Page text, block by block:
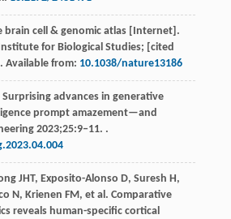
brain cell & genomic atlas [Internet].
for Biological Studies; [cited
Available from: 10.1038/nature13186
Surprising advances in generative
prompt amazement—and
2023;25:9‒11. .
JHT, Exposito-Alonso D, Suresh H,
N, Krienen FM, et al. Comparative
reveals human-specific cortical